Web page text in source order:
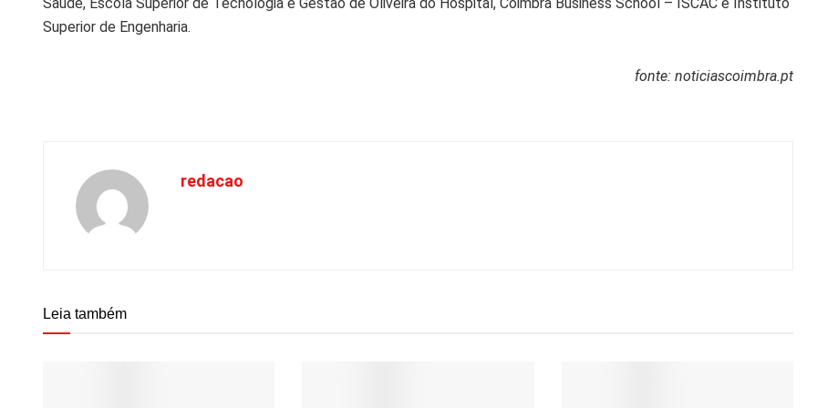
Superior de Engenharia.
fonte: noticiascoimbra.pt
redacao
Leia também